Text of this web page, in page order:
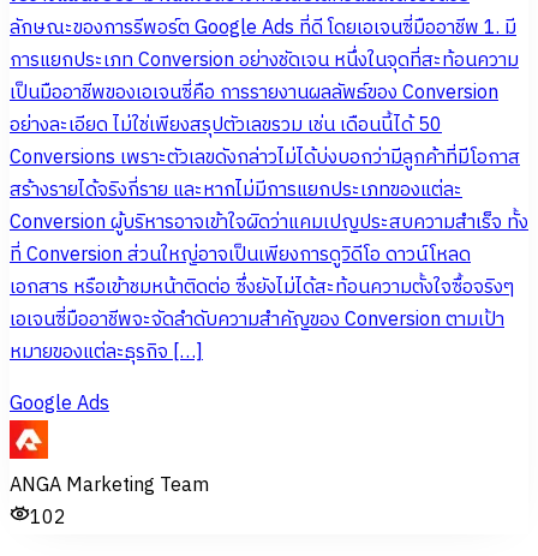
ลักษณะของการรีพอร์ต Google Ads ที่ดี โดยเอเจนซี่มืออาชีพ 1. มี
การแยกประเภท Conversion อย่างชัดเจน หนึ่งในจุดที่สะท้อนความ
เป็นมืออาชีพของเอเจนซี่คือ การรายงานผลลัพธ์ของ Conversion
อย่างละเอียด ไม่ใช่เพียงสรุปตัวเลขรวม เช่น เดือนนี้ได้ 50
Conversions เพราะตัวเลขดังกล่าวไม่ได้บ่งบอกว่ามีลูกค้าที่มีโอกาส
สร้างรายได้จริงกี่ราย และหากไม่มีการแยกประเภทของแต่ละ
Conversion ผู้บริหารอาจเข้าใจผิดว่าแคมเปญประสบความสำเร็จ ทั้ง
ที่ Conversion ส่วนใหญ่อาจเป็นเพียงการดูวิดีโอ ดาวน์โหลด
เอกสาร หรือเข้าชมหน้าติดต่อ ซึ่งยังไม่ได้สะท้อนความตั้งใจซื้อจริงๆ
เอเจนซี่มืออาชีพจะจัดลำดับความสำคัญของ Conversion ตามเป้า
หมายของแต่ละธุรกิจ […]
Google Ads
ANGA Marketing Team
102